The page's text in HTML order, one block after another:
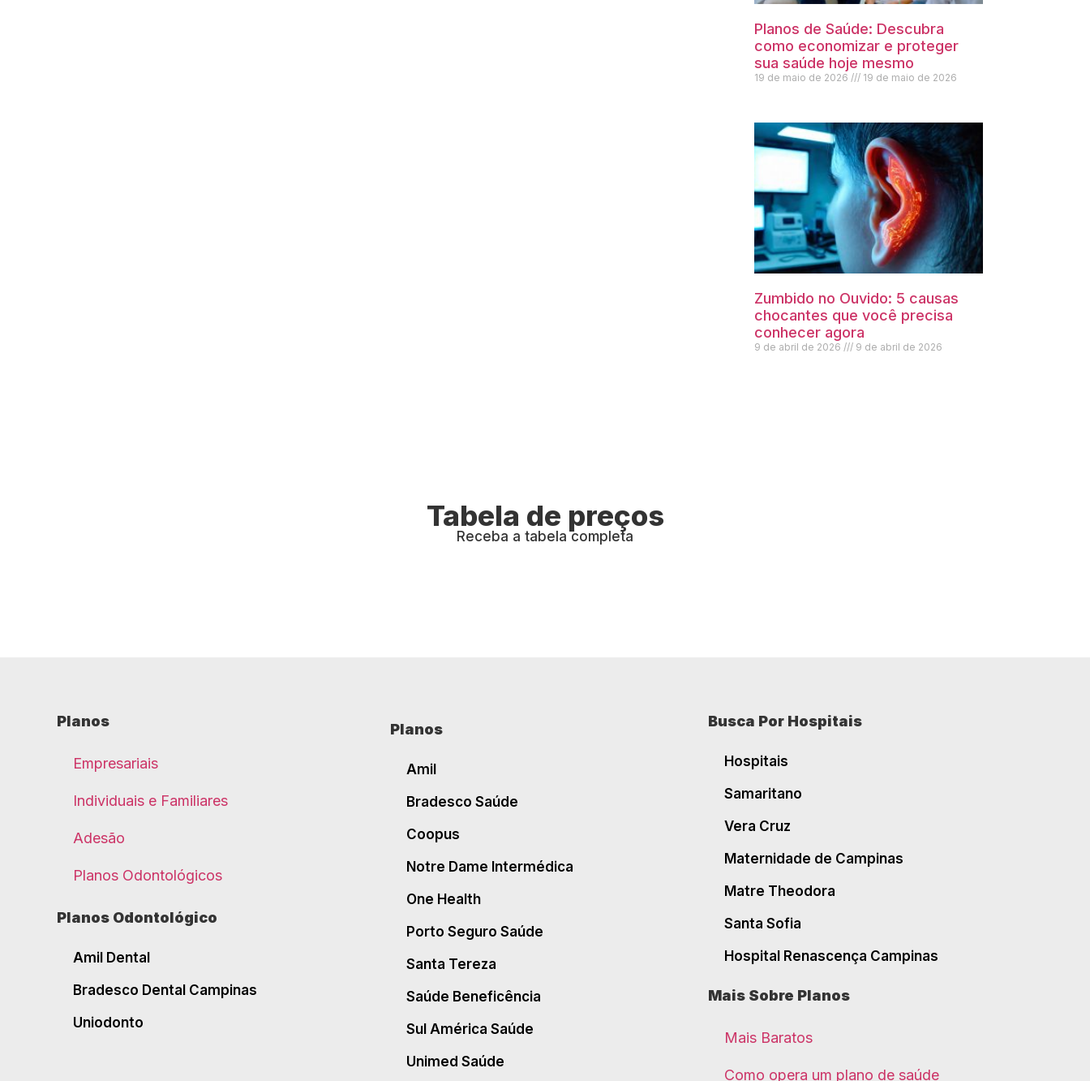
Planos de Saúde: Descubra
como economizar e proteger
sua saúde hoje mesmo
19 de maio de 2026 19 de maio de 2026
Zumbido no Ouvido: 5 causas
chocantes que você precisa
conhecer agora
9 de abril de 2026 9 de abril de 2026
Tabela de preços
Receba a tabela completa
Planos
Empresariais
Individuais e Familiares
Adesão
Planos Odontológicos
Planos Odontológico
Amil Dental
Bradesco Dental Campinas
Uniodonto
Planos
Amil
Bradesco Saúde
Coopus
Notre Dame Intermédica
One Health
Porto Seguro Saúde
Santa Tereza
Saúde Beneficência
Sul América Saúde
Unimed Saúde
Busca Por Hospitais
Hospitais
Samaritano
Vera Cruz
Maternidade de Campinas
Matre Theodora
Santa Sofia
Hospital Renascença Campinas
Mais Sobre Planos
Mais Baratos
Como opera um plano de saúde